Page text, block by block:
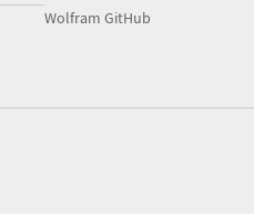
Wolfram GitHub